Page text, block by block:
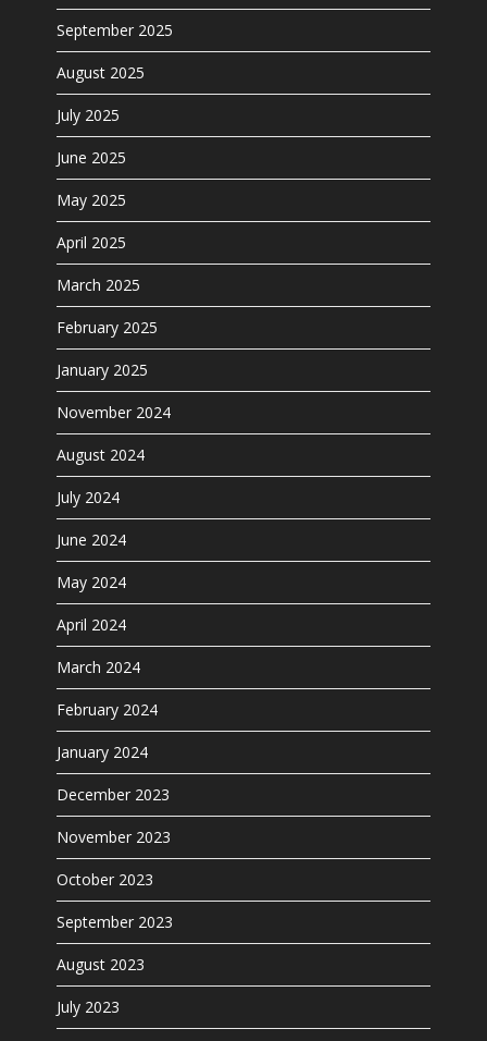
September 2025
August 2025
July 2025
June 2025
May 2025
April 2025
March 2025
February 2025
January 2025
November 2024
August 2024
July 2024
June 2024
May 2024
April 2024
March 2024
February 2024
January 2024
December 2023
November 2023
October 2023
September 2023
August 2023
July 2023